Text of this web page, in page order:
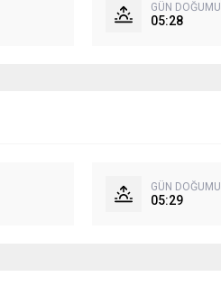
GÜN DOĞUMU
05:28
GÜN DOĞUMU
05:29